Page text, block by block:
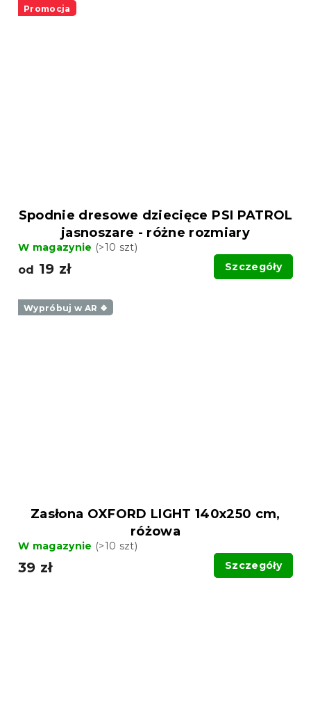
Promocja
Spodnie dresowe dziecięce PSI PATROL
jasnoszare - różne rozmiary
W magazynie (>10 szt)
od 19 zł Szczegóły
Wypróbuj w AR ❖
Zasłona OXFORD LIGHT 140x250 cm,
różowa
W magazynie (>10 szt)
39 zł Szczegóły